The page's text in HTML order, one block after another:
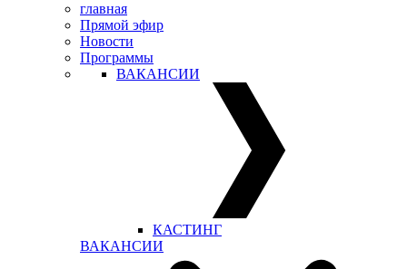
главная
Прямой эфир
Новости
Программы
ВАКАНСИИ
КАСТИНГ
ВАКАНСИИ